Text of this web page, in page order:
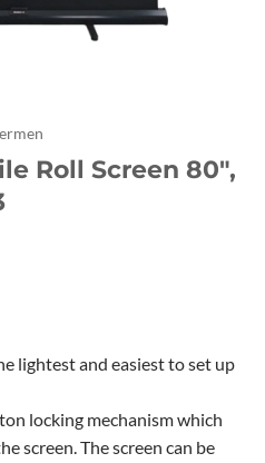
Roll Screen 80″,
lightest and easiest to set up
locking mechanism which
screen. The screen can be